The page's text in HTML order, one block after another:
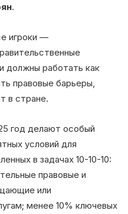
.
игроки —
должны работать как
правовые барьеры,
в стране.
год делают особый
условий для
в задачах 10-10-10:
правовые и
или
менее 10% ключевых